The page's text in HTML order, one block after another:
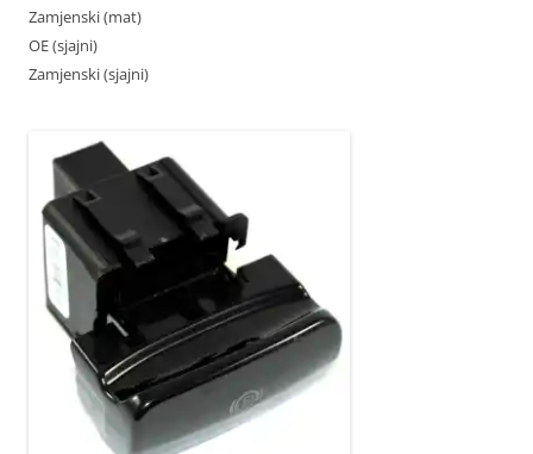
Zamjenski (mat)
OE (sjajni)
Zamjenski (sjajni)